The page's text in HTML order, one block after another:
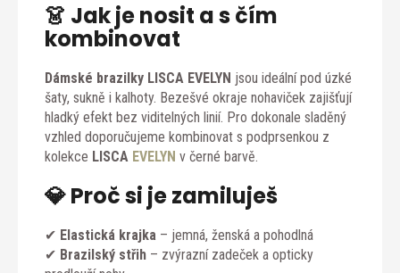
👗 Jak je nosit a s čím
kombinovat
Dámské brazilky LISCA EVELYN jsou ideální pod úzké
šaty, sukně i kalhoty. Bezešvé okraje nohaviček zajišťují
hladký efekt bez viditelných linií. Pro dokonale sladěný
vzhled doporučujeme kombinovat s podprsenkou z
kolekce LISCA EVELYN v černé barvě.
💎 Proč si je zamiluješ
✔ Elastická krajka – jemná, ženská a pohodlná
✔ Brazilský střih – zvýrazní zadeček a opticky